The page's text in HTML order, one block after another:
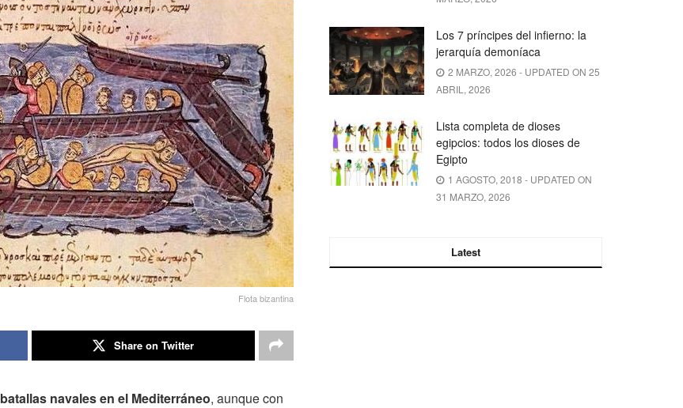
Flota bizantina
Share on Twitter
batallas navales en el Mediterráneo, aunque con
Los 7 príncipes del infierno: la
jerarquía demoníaca
2 MARZO, 2026 - UPDATED ON 25
ABRIL, 2026
Lista completa de dioses
egipcios: todos los dioses de
Egipto
1 AGOSTO, 2018 - UPDATED ON
31 MARZO, 2026
Latest